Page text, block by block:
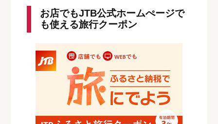
お店でもJTB公式ホームぺージで
も使える旅行クーポン